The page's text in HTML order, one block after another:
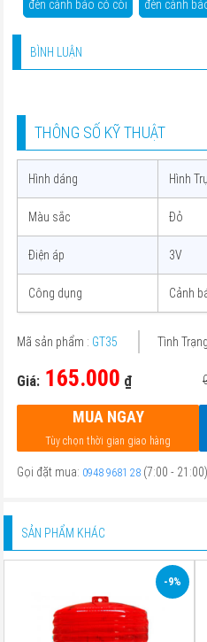
đèn cảnh báo có còi đèn cảnh
BÌNH LUẬN
THÔNG SỐ KỸ THUẬT
Hình dáng Hình Trụ
Màu sắc Đỏ
Điện áp 3V
Công dụng Cảnh
Mã sản phẩm : GT35 Tình
Giá: 165.000 ₫
MUA NGAY
Tùy chọn thời gian giao hàng
Gọi đặt mua: 0948 9681 28 (7:00 - 21:00)
SẢN PHẨM KHÁC
-9%